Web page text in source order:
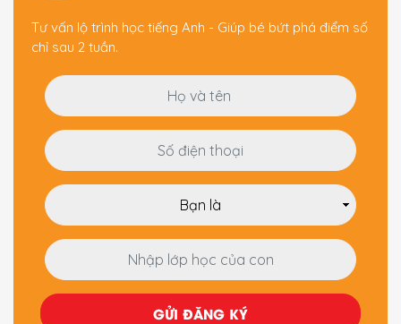
Tư vấn lộ trình học tiếng Anh - Giúp bé bứt phá điểm số
chỉ sau 2 tuần.
GỬI ĐĂNG KÝ